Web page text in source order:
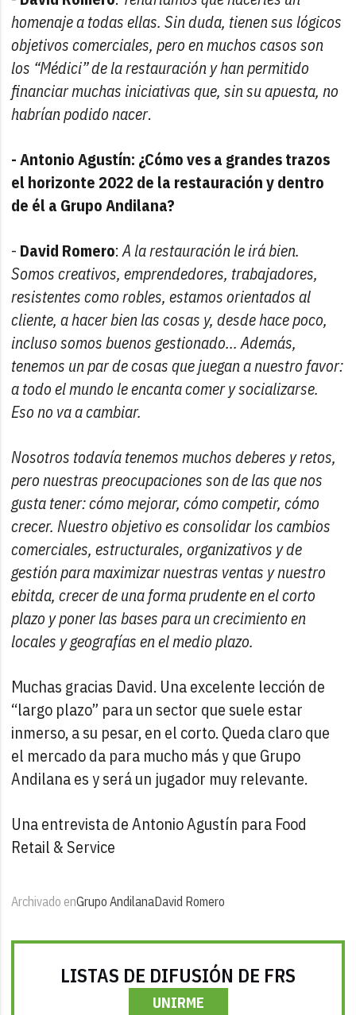
homenaje a todas ellas. Sin duda, tienen sus lógicos
objetivos comerciales, pero en muchos casos son
los “Médici” de la restauración y han permitido
financiar muchas iniciativas que, sin su apuesta, no
habrían podido nacer.
- Antonio Agustín: ¿Cómo ves a grandes trazos
el horizonte 2022 de la restauración y dentro
de él a Grupo Andilana?
- David Romero:A la restauración le irá bien.
Somos creativos, emprendedores, trabajadores,
resistentes como robles, estamos orientados al
cliente, a hacer bien las cosas y, desde hace poco,
incluso somos buenos gestionado... Además,
tenemos un par de cosas que juegan a nuestro favor:
a todo el mundo le encanta comer y socializarse.
Eso no va a cambiar.
Nosotros todavía tenemos muchos deberes y retos,
pero nuestras preocupaciones son de las que nos
gusta tener: cómo mejorar, cómo competir, cómo
crecer. Nuestro objetivo es consolidar los cambios
comerciales, estructurales, organizativos y de
gestión para maximizar nuestras ventas y nuestro
ebitda, crecer de una forma prudente en el corto
plazo y poner las bases para un crecimiento en
locales y geografías en el medio plazo.
Muchas gracias David. Una excelente lección de
“largo plazo” para un sector que suele estar
inmerso, a su pesar, en el corto. Queda claro que
el mercado da para mucho más y que Grupo
Andilana es y será un jugador muy relevante.
Una entrevista de Antonio Agustín para Food
Retail & Service
Archivado enGrupo AndilanaDavid Romero
LISTAS DE DIFUSIÓN DE FRS
UNIRME